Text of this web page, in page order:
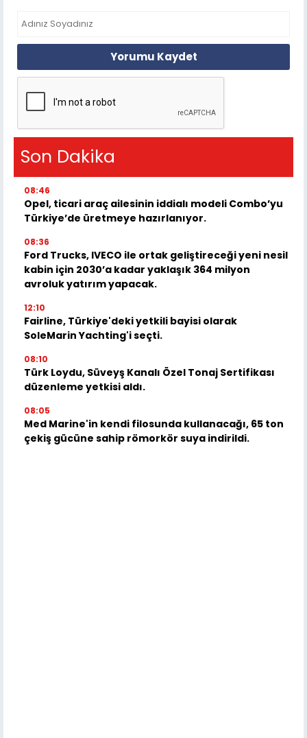
Yorumu Kaydet
Son Dakika
08:46
Opel, ticari araç ailesinin iddialı modeli Combo’yu
Türkiye’de üretmeye hazırlanıyor.
08:36
Ford Trucks, IVECO ile ortak geliştireceği yeni nesil
kabin için 2030’a kadar yaklaşık 364 milyon
avroluk yatırım yapacak.
12:10
Fairline, Türkiye'deki yetkili bayisi olarak
SoleMarin Yachting'i seçti.
08:10
Türk Loydu, Süveyş Kanalı Özel Tonaj Sertifikası
düzenleme yetkisi aldı.
08:05
Med Marine'in kendi filosunda kullanacağı, 65 ton
çekiş gücüne sahip römorkör suya indirildi.